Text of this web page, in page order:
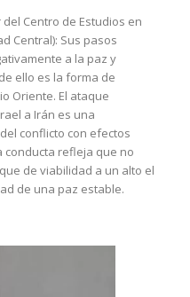
Centro de Estudios en
Central): Sus pasos
a la paz y
ello es la forma de
Oriente. El ataque
a Irán es una
conflicto con efectos
conducta refleja que no
de viabilidad a un alto el
de una paz estable.